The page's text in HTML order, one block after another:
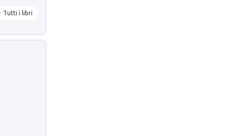
Tutti i libri